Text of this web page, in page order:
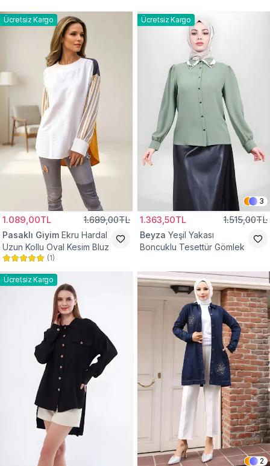
Ücretsiz Kargo
1.089,00TL 1.689,00TL
Pasaklı Giyim Ekru Hardal
Uzun Kollu Oval Kesim Bluz
(1)
Ücretsiz Kargo
3
1.363,50TL 1.515,00TL
Beyza Yeşil Yakası
Boncuklu Tesettür Gömlek
Ücretsiz Kargo
2